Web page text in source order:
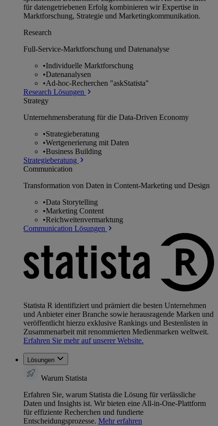
für datengetriebenen Erfolg kombinieren wir Expertise in
Marktforschung, Strategie und Marketingkommunikation.
Research
Full-Service-Marktforschung und Datenanalyse
•Individuelle Marktforschung
•Datenanalysen
•Ad-hoc-Recherchen "askStatista"
Research Lösungen
Strategy
Unternehmens­beratung für die Data-Driven Economy
•Strategieberatung
•Wertgenerierung mit Daten
•Business Building
Strategieberatung
Communication
Transformation von Daten in Content-Marketing und Design
•Data Storytelling
•Marketing Content
•Reichweitenvermarktung
Communication Lösungen
Statista R identifiziert und prämiert die besten Unternehmen
und Anbieter einer Branche sowie herausragende Marken und
veröffentlicht hierzu exklusive Rankings und Bestenlisten in
Zusammenarbeit mit renommierten Medienmarken weltweit.
Erfahren Sie mehr auf unserer Website.
Lösungen
Warum Statista
Erfahren Sie, warum Statista die Lösung für verlässliche
Daten und Insights ist. Wir bieten eine All-in-One-Plattform
für effiziente Recherchen und fundierte
Entscheidungsprozesse. Mehr erfahren